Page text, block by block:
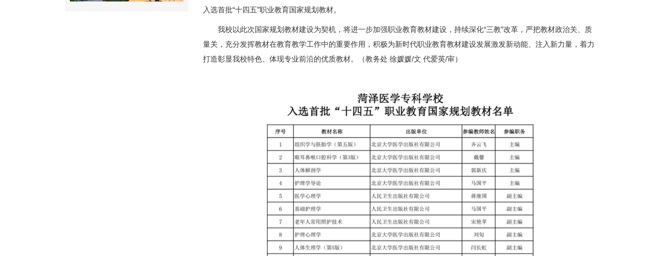
入选首批“十四五”职业教育国家规划教材。
我校以此次国家规划教材建设为契机，将进一步加强职业教育教材建设，持续深化“三教”改革，严把教材政治关、质
量关，充分发挥教材在教育教学工作中的重要作用，积极为新时代职业教育教材建设发展激发新动能、注入新力量，着力
打造彰显我校特色、体现专业前沿的优质教材。（教务处 徐媛媛/文 代爱英/审）